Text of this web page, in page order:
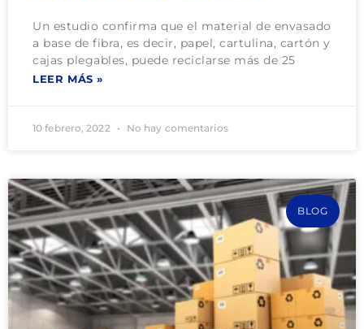
Un estudio confirma que el material de envasado
a base de fibra, es decir, papel, cartulina, cartón y
cajas plegables, puede reciclarse más de 25
LEER MÁS »
10 febrero, 2022 No hay comentarios
BLOG